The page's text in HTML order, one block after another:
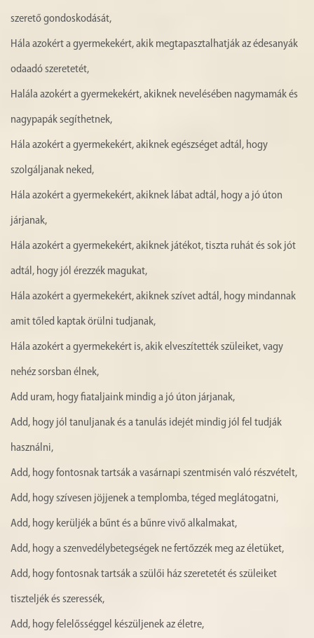
szerető gondoskodását,
Hála azokért a gyermekekért, akik megtapasztalhatják az édesanyák
odaadó szeretetét,
Halála azokért a gyermekekért, akiknek nevelésében nagymamák és
nagypapák segíthetnek,
Hála azokért a gyermekekért, akiknek egészséget adtál, hogy
szolgáljanak neked,
Hála azokért a gyermekekért, akiknek lábat adtál, hogy a jó úton
járjanak,
Hála azokért a gyermekekért, akiknek játékot, tiszta ruhát és sok jót
adtál, hogy jól érezzék magukat,
Hála azokért a gyermekekért, akiknek szívet adtál, hogy mindannak
amit tőled kaptak örülni tudjanak,
Hála azokért a gyermekekért is, akik elveszítették szüleiket, vagy
nehéz sorsban élnek,
Add uram, hogy fiataljaink mindig a jó úton járjanak,
Add, hogy jól tanuljanak és a tanulás idejét mindig jól fel tudják
használni,
Add, hogy fontosnak tartsák a vasárnapi szentmisén való részvételt,
Add, hogy szívesen jöjjenek a templomba, téged meglátogatni,
Add, hogy kerüljék a bűnt és a bűnre vivő alkalmakat,
Add, hogy a szenvedélybetegségek ne fertőzzék meg az életüket,
Add, hogy fontosnak tartsák a szülői ház szeretetét és szüleiket
tiszteljék és szeressék,
Add, hogy felelősséggel készüljenek az életre,